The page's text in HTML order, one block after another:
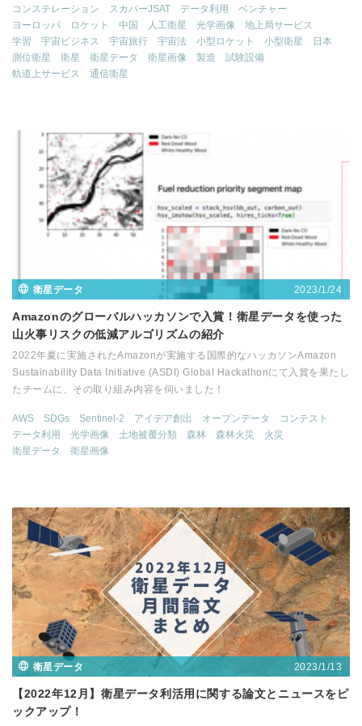
コンステレーション
スカパーJSAT データ利用
ベンチャー
ヨーロッパ
ロケット 中国 人工衛星 光学画像
地上局サービス
学習
宇宙ビジネス 宇宙旅行 宇宙法 小型ロケット 小型衛星
日本
測位衛星
衛星 衛星データ 衛星画像 製造
試験設備
軌道上サービス
通信衛星
衛星データ 2023/1/24
Amazonのグローバルハッカソンで入賞！衛星データを使った
山火事リスクの低減アルゴリズムの紹介
2022年夏に実施されたAmazonが実施する国際的なハッカソンAmazon
Sustainability Data Initiative (ASDI) Global Hackathonにて入賞を果たし
たチームに、その取り組み内容を伺いました！
AWS SDGs Sentinel-2 アイデア創出 オープンデータ
コンテスト
データ利用
光学画像 土地被覆分類 森林 森林火災
火災
衛星データ
衛星画像
衛星データ 2023/1/13
【2022年12月】衛星データ利活用に関する論文とニュースをピ
ックアップ！